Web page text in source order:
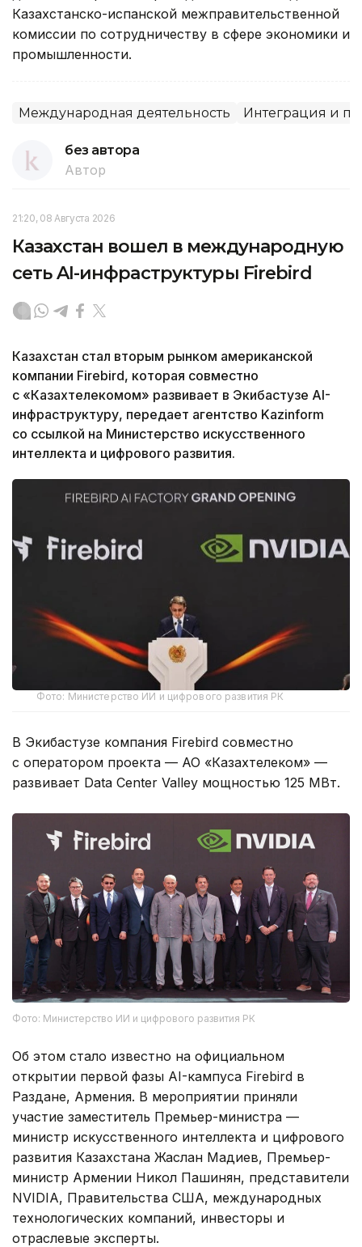
Казахстанско-испанской межправительственной
комиссии по сотрудничеству в сфере экономики и
промышленности.
Международная деятельность Интеграция и
без автора
Автор
21:20, 08 Августа 2026
Казахстан вошел в международную
сеть AI-инфраструктуры Firebird
Казахстан стал вторым рынком американской
компании Firebird, которая совместно
с «Казахтелекомом» развивает в Экибастузе AI-
инфраструктуру, передает агентство Kazinform
со ссылкой на Министерство искусственного
интеллекта и цифрового развития.
Фото: Министерство ИИ и цифрового развития РК
В Экибастузе компания Firebird совместно
с оператором проекта — АО «Казахтелеком» —
развивает Data Center Valley мощностью 125 МВт.
Фото: Министерство ИИ и цифрового развития РК
Об этом стало известно на официальном
открытии первой фазы AI-кампуса Firebird в
Раздане, Армения. В мероприятии приняли
участие заместитель Премьер-министра —
министр искусственного интеллекта и цифрового
развития Казахстана Жаслан Мадиев, Премьер-
министр Армении Никол Пашинян, представители
NVIDIA, Правительства США, международных
технологических компаний, инвесторы и
отраслевые эксперты.